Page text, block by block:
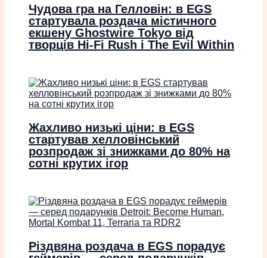
Чудова гра на Гелловін: в EGS
стартувала роздача містичного
екшену Ghostwire Tokyo від
творців Hi-Fi Rush і The Evil Within
Жахливо низькі ціни: в EGS
стартував хелловінський
розпродаж зі знижками до 80% на
сотні крутих ігор
Різдвяна роздача в EGS порадує